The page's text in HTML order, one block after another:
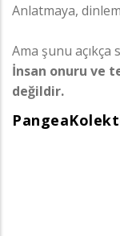
Anlatmaya,
Ama şunu açıkça
İnsan onuru ve
değildir.